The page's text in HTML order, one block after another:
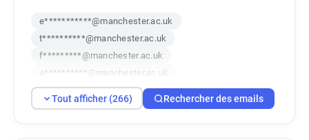
e***********@manchester.ac.uk
t**********@manchester.ac.uk
f*********@manchester.ac.uk
a**********@manchester.ac.uk
u*********@manchester.ac.uk
z*******@manchester.ac.uk
Tout afficher (266) Rechercher des emails